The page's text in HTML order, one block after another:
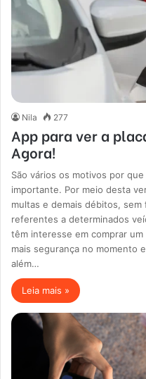
Nila 277
App para ver a
Agora!
São vários os motivos por
importante. Por meio desta
multas e demais débitos,
referentes a determinados
têm interesse em comprar
mais segurança no momento
além…
Leia mais »